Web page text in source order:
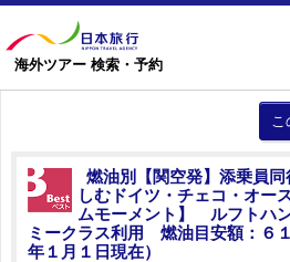
海外ツアー 検索・予約
こ
燃油別【関空発】添乗員
しむドイツ・チェコ・オー
ムモーメント】 ルフトハ
ミークラス利用 燃油目安額：６
年１月１日現在）